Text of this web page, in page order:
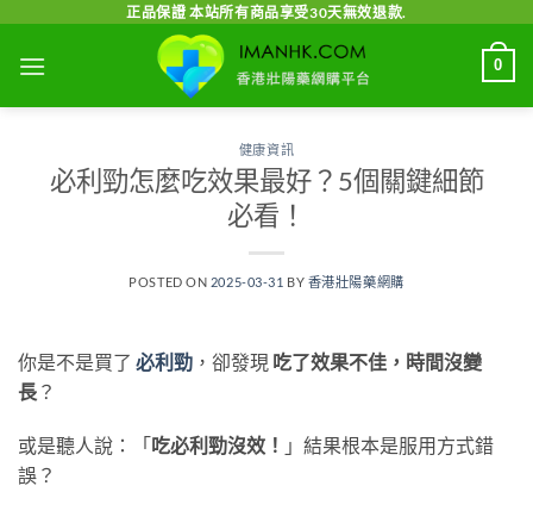
content
正品保證 本站所有商品享受30天無效退款.
0
健康資訊
必利勁怎麼吃效果最好？5個關鍵細節
必看！
POSTED ON 2025-03-31 BY 香港壯陽藥網購
你是不是買了 必利勁 ，卻發現 吃了效果不佳，時間沒變
長 ？
或是聽人說：「 吃必利勁沒效！ 」結果根本是服用方式錯
誤？